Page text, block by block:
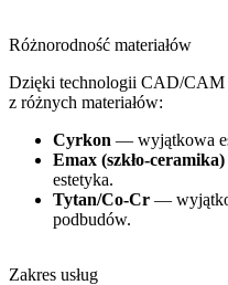
Różnorodność materiałów
Dzięki technologii CAD/CAM
z różnych materiałów:
Cyrkon — wyjątkowa
Emax (szkło-ceramika)
estetyka.
Tytan/Co-Cr —
podbudów.
Zakres usług